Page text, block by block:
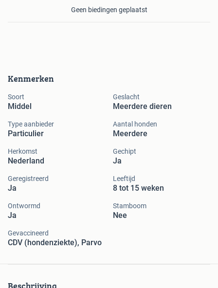
Kenmerken
Soort
Middel
Geslacht
Meerdere dieren
Type aanbieder
Particulier
Aantal honden
Meerdere
Herkomst
Nederland
Gechipt
Ja
Geregistreerd
Ja
Leeftijd
8 tot 15 weken
Ontwormd
Ja
Stamboom
Nee
Gevaccineerd
CDV (hondenziekte), Parvo
Geen biedingen geplaatst